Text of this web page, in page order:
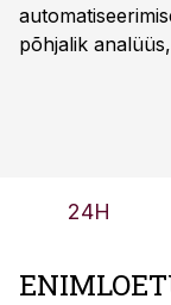
põhjalik
OÜ tegevjuht
24H